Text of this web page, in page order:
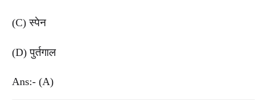
(C) स्पेन
(D) पुर्तगाल
Ans:- (A)